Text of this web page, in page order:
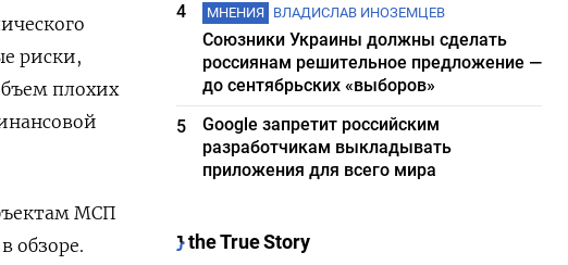
риски,
плохих
МСП
обзоре.
4
МНЕНИЯ ВЛАДИСЛАВ ИНОЗЕМЦЕВ
Союзники Украины должны сделать
россиянам решительное предложение —
до сентябрьских «выборов»
5
Google запретит российским
разработчикам выкладывать
приложения для всего мира